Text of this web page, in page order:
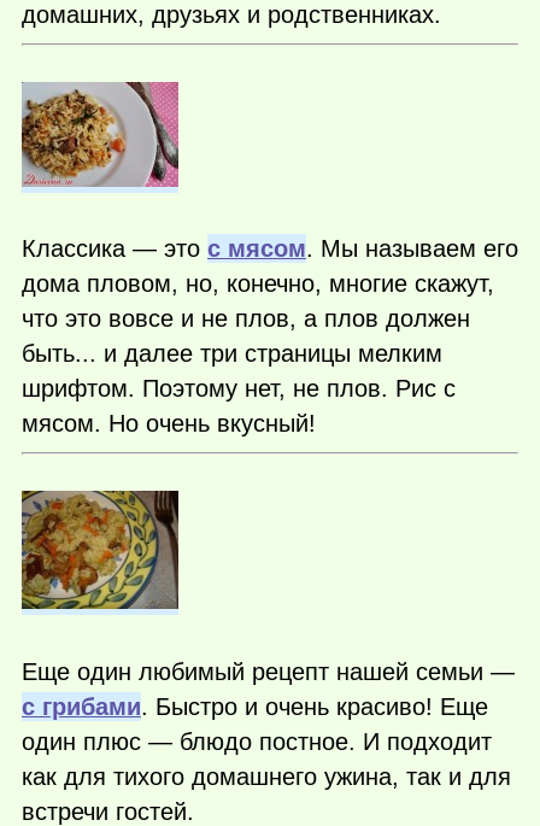
домашних, друзьях и родственниках.
Классика — это с мясом. Мы называем его
дома пловом, но, конечно, многие скажут,
что это вовсе и не плов, а плов должен
быть... и далее три страницы мелким
шрифтом. Поэтому нет, не плов. Рис с
мясом. Но очень вкусный!
Еще один любимый рецепт нашей семьи —
с грибами. Быстро и очень красиво! Еще
один плюс — блюдо постное. И подходит
как для тихого домашнего ужина, так и для
встречи гостей.